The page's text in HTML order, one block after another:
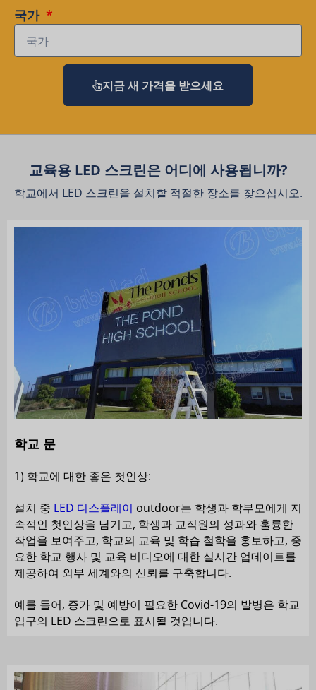
국가
지금 새 가격을 받으세요
교육용 LED 스크린은 어디에 사용됩니까?
학교에서 LED 스크린을 설치할 적절한 장소를 찾으십시오.
학교 문
1) 학교에 대한 좋은 첫인상:
설치 중 LED 디스플레이 outdoor는 학생과 학부모에게 지
속적인 첫인상을 남기고, 학생과 교직원의 성과와 훌륭한
작업을 보여주고, 학교의 교육 및 학습 철학을 홍보하고, 중
요한 학교 행사 및 교육 비디오에 대한 실시간 업데이트를
제공하여 외부 세계와의 신뢰를 구축합니다.
예를 들어, 증가 및 예방이 필요한 Covid-19의 발병은 학교
입구의 LED 스크린으로 표시될 것입니다.